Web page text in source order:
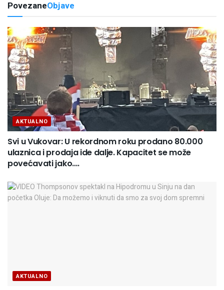
PovezaneObjave
AKTUALNO
Svi u Vukovar: U rekordnom roku prodano 80.000
ulaznica i prodaja ide dalje. Kapacitet se može
povećavati jako….
AKTUALNO